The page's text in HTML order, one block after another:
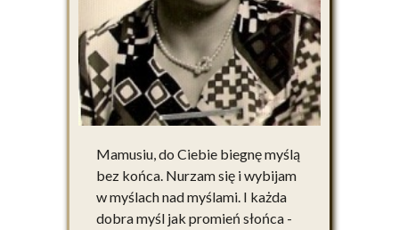
Mamusiu, do Ciebie biegnę myślą
bez końca. Nurzam się i wybijam
w myślach nad myślami. I każda
dobra myśl jak promień słońca -